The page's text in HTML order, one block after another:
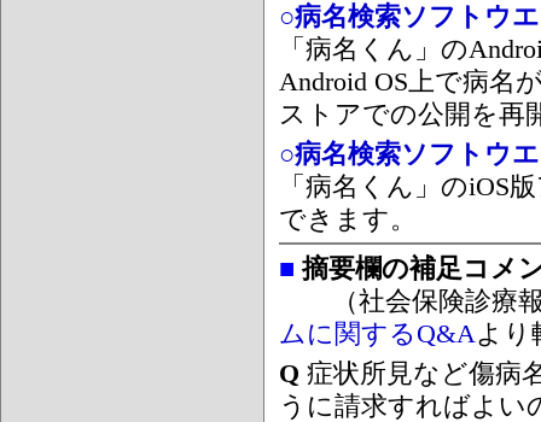
○病名検索ソフトウ
「病名くん」の
Android OS上で病名
ストアでの公開を再
○病名検索ソフトウ
「病名くん」のiOS
できます。
■ 摘要欄の補足コメ
（社会保険診療報
ムに関するQ&Aより
Q 症状所見など傷病
うに請求すればよい